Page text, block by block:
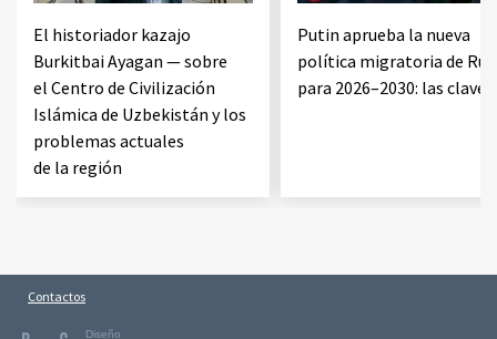
El historiador kazajo
Burkitbai Ayagan — sobre
el Centro de Civilización
Islámica de Uzbekistán y los
problemas actuales
de la región
Putin aprueba la nueva
política migratoria de
para 2026–2030: las claves
Contactos
Diseño